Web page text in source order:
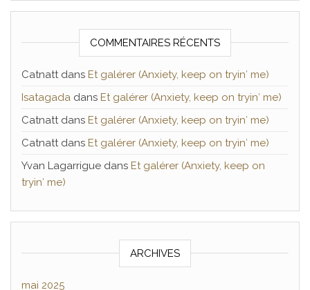
COMMENTAIRES RÉCENTS
Catnattdans Et galérer (Anxiety, keep on tryin′ me)
Isatagada dans Et galérer (Anxiety, keep on tryin′ me)
Catnattdans Et galérer (Anxiety, keep on tryin′ me)
Catnattdans Et galérer (Anxiety, keep on tryin′ me)
Yvan Lagarrigue dans Et galérer (Anxiety, keep on
tryin′ me)
ARCHIVES
mai 2025